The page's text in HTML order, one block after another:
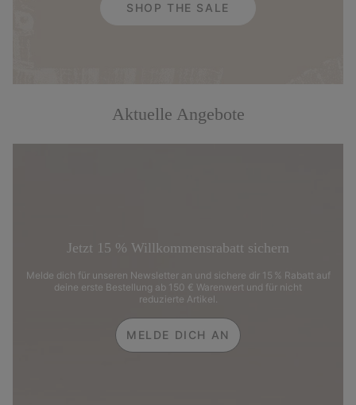
SHOP THE SALE
Aktuelle Angebote
Jetzt 15 % Willkommensrabatt sichern
Melde dich für unseren Newsletter an und sichere dir 15 % Rabatt auf
deine erste Bestellung ab 150 € Warenwert und für nicht
reduzierte Artikel.
MELDE DICH AN